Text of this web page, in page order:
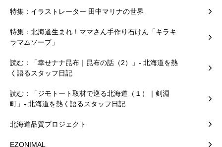
特集：イラストレーター 田中マリナの世界
特集：北海道生まれ！ママさん手作り石けん「キラキ
ラマムソープ」
読む：「幸せナナ昆布｜昆布の話（2）」- 北海道を熱
く語るスタッフ日記
読む：「ジモトート取材で巡る北海道（１）｜剣淵
町」- 北海道を熱く語るスタッフ日記
北海道品質プロジェクト
EZONIMAL